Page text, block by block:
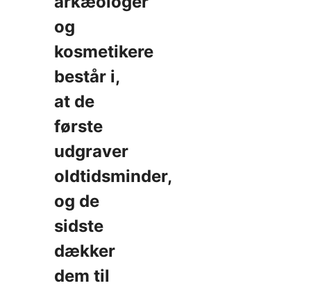
og
kosmetikere
består i,
at de
første
udgraver
oldtidsminder,
og de
sidste
dækker
dem til